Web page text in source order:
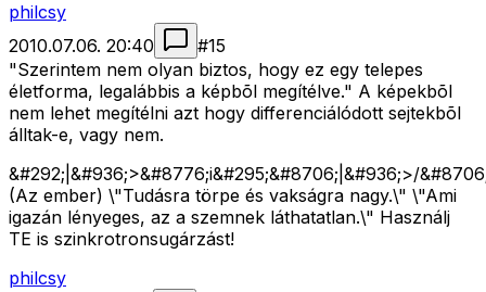
philcsy
2010.07.06. 20:40
#15
"Szerintem nem olyan biztos, hogy ez egy telepes
életforma, legalábbis a képbõl megítélve." A képekbõl
nem lehet megítélni azt hogy differenciálódott sejtekbõl
álltak-e, vagy nem.
&#292;|&#936;>&#8776;i&#295;&#8706;|&#936;>/
(Az ember) \"Tudásra törpe és vakságra nagy.\" \"Ami
igazán lényeges, az a szemnek láthatatlan.\" Használj
TE is szinkrotronsugárzást!
philcsy